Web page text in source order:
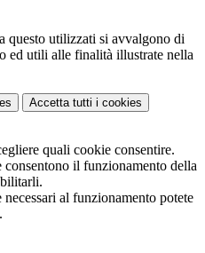
questo utilizzati si avvalgono di
ed utili alle finalità illustrate nella
Accetta tutti i cookies
quali cookie consentire.
il funzionamento della
al funzionamento potete
.